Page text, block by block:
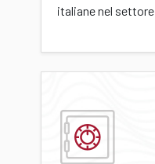
italiane nel